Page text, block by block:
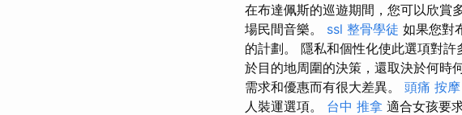
在布達佩斯的巡遊期間，您可以欣賞
場民間音樂。 ssl 整骨學徒 如果您對
的計劃。 隱私和個性化使此選項對許
於目的地周圍的決策，還取決於何時
需求和優惠而有很大差異。 頭痛 按摩
人裝運選項。 台中 推拿 適合女孩要